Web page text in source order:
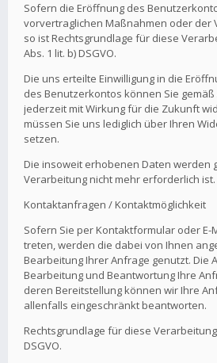
Sofern die Eröffnung des
vorvertraglichen Maßnahmen oder der
so ist Rechtsgrundlage für diese
Abs. 1 lit. b) DSGVO.
Die uns erteilte Einwilligung in die
des Benutzerkontos können Sie gemäß
jederzeit mit Wirkung für die Zukunft
müssen Sie uns lediglich über Ihren
setzen.
Die insoweit erhobenen Daten werden
Verarbeitung nicht mehr erforderlich ist.
Kontaktanfragen / Kontaktmöglichkeit
Sofern Sie per Kontaktformular oder E-
treten, werden die dabei von Ihnen
Bearbeitung Ihrer Anfrage genutzt. Die
Bearbeitung und Beantwortung Ihre
deren Bereitstellung können wir Ihre
allenfalls eingeschränkt beantworten.
Rechtsgrundlage für diese Verarbeitung
DSGVO.